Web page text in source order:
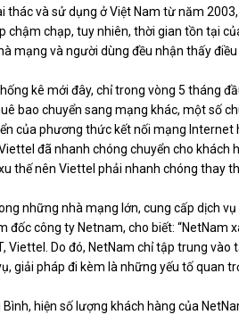
thác và sử dụng ở Việt Nam từ năm
chậm chạp, tuy nhiên, thời gian tồn tại
mạng và người dùng đều nhận thấy điều
kê mới đây, chỉ trong vòng 5 tháng
bao chuyển sang mạng khác, một số
của phương thức kết nối mạng
đã nhanh chóng chuyển cho khách
thế nên Viettel phải nhanh chóng thay
những nhà mạng lớn, cung cấp dịch vụ
đốc công ty Netnam, cho biết: “NetNam
Viettel. Do đó, NetNam chỉ tập trung
giải pháp đi kèm là những yếu tố quan
Bình, hiện số lượng khách hàng của